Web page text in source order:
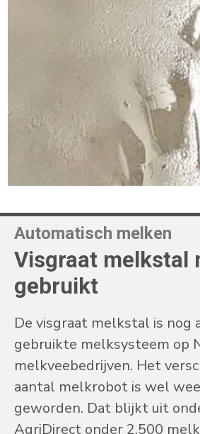
Automatisch melken
Visgraat melkstal
gebruikt
De visgraat melkstal is
gebruikte melksysteem op
melkveebedrijven. Het
aantal melkrobot is wel
geworden. Dat blijkt uit
AgriDirect onder 2.500